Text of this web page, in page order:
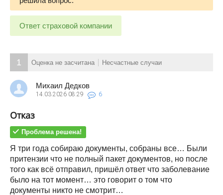
Ответ страховой компании
1 Оценка не засчитана Несчастные случаи
Михаил Дедков
14.03.2026 08:29 6
Отказ
Проблема решена!
Я три года собираю документы, собраны все… Были
притензии что не полный пакет документов, но после
того как всё отправил, пришёл ответ что заболевание
было на тот момент… это говорит о том что
документы никто не смотрит…